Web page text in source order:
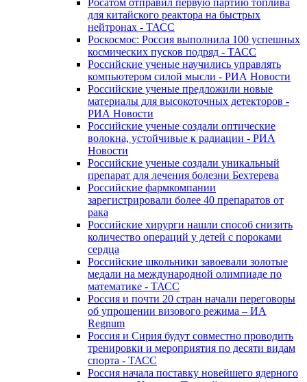
Росатом отправил первую партию топлива
для китайского реактора на быстрых
нейтронах - ТАСС
Роскосмос: Россия выполнила 100 успешных
космических пусков подряд - ТАСС
Российские ученые научились управлять
компьютером силой мысли - РИА Новости
Российские ученые предложили новые
материалы для высокоточных детекторов -
РИА Новости
Российские ученые создали оптические
волокна, устойчивые к радиации - РИА
Новости
Российские ученые создали уникальный
препарат для лечения болезни Бехтерева
Российские фармкомпании
зарегистрировали более 40 препаратов от
рака
Российские хирурги нашли способ снизить
количество операций у детей с пороками
сердца
Российские школьники завоевали золотые
медали на международной олимпиаде по
математике - ТАСС
Россия и почти 20 стран начали переговоры
об упрощении визового режима – ИА
Regnum
Россия и Сирия будут совместно проводить
тренировки и мероприятия по десяти видам
спорта - ТАСС
Россия начала поставку новейшего ядерного